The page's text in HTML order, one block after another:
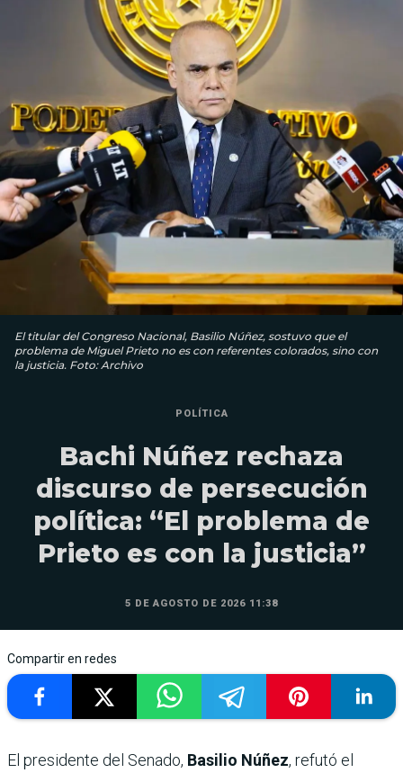
El titular del Congreso Nacional, Basilio Núñez, sostuvo que el
problema de Miguel Prieto no es con referentes colorados, sino con
la justicia. Foto: Archivo
POLÍTICA
Bachi Núñez rechaza
discurso de persecución
política: “El problema de
Prieto es con la justicia”
5 DE AGOSTO DE 2026 11:38
Compartir en redes
El presidente del Senado, Basilio Núñez, refutó el